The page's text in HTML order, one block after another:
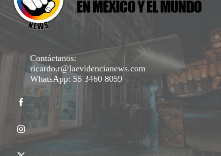
Contáctanos:
ricardo.r@laevidencianews.com
WhatsApp: 55 3460 8059